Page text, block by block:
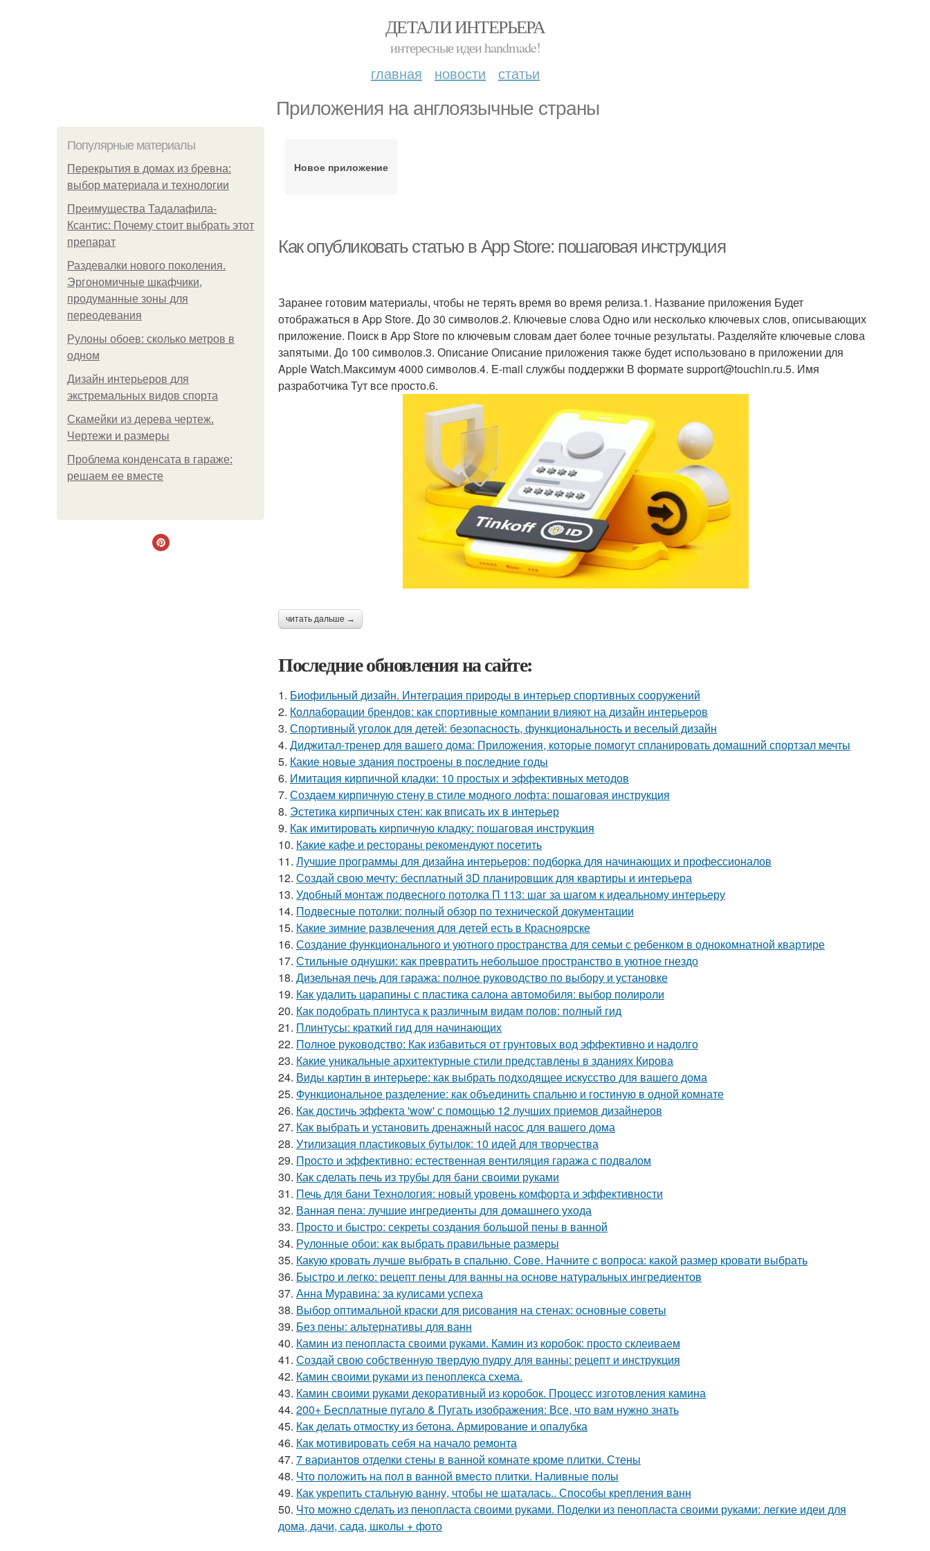
ДЕТАЛИ ИНТЕРЬЕРА
интересные идеи handmade!
главная новости статьи
Приложения на англоязычные страны
Популярные материалы
Перекрытия в домах из бревна:
выбор материала и технологии
Преимущества Тадалафила-
Ксантис: Почему стоит выбрать этот
препарат
Раздевалки нового поколения.
Эргономичные шкафчики,
продуманные зоны для
переодевания
Рулоны обоев: сколько метров в
одном
Дизайн интерьеров для
экстремальных видов спорта
Скамейки из дерева чертеж.
Чертежи и размеры
Проблема конденсата в гараже:
решаем ее вместе
Новое приложение
Как опубликовать статью в App Store: пошаговая инструкция
Заранее готовим материалы, чтобы не терять время во время релиза.1. Название приложения Будет
отображаться в App Store. До 30 символов.2. Ключевые слова Одно или несколько ключевых слов, описывающих
приложение. Поиск в App Store по ключевым словам дает более точные результаты. Разделяйте ключевые слова
запятыми. До 100 символов.3. Описание Описание приложения также будет использовано в приложении для
Apple Watch.Максимум 4000 символов.4. E-mail службы поддержки В формате support@touchin.ru.5. Имя
разработчика Тут все просто.6.
читать дальше →
Последние обновления на сайте:
1. Биофильный дизайн. Интеграция природы в интерьер спортивных сооружений
2. Коллаборации брендов: как спортивные компании влияют на дизайн интерьеров
3. Спортивный уголок для детей: безопасность, функциональность и веселый дизайн
4. Диджитал-тренер для вашего дома: Приложения, которые помогут спланировать домашний спортзал мечты
5. Какие новые здания построены в последние годы
6. Имитация кирпичной кладки: 10 простых и эффективных методов
7. Создаем кирпичную стену в стиле модного лофта: пошаговая инструкция
8. Эстетика кирпичных стен: как вписать их в интерьер
9. Как имитировать кирпичную кладку: пошаговая инструкция
10. Какие кафе и рестораны рекомендуют посетить
11. Лучшие программы для дизайна интерьеров: подборка для начинающих и профессионалов
12. Создай свою мечту: бесплатный 3D планировщик для квартиры и интерьера
13. Удобный монтаж подвесного потолка П 113: шаг за шагом к идеальному интерьеру
14. Подвесные потолки: полный обзор по технической документации
15. Какие зимние развлечения для детей есть в Красноярске
16. Создание функционального и уютного пространства для семьи с ребенком в однокомнатной квартире
17. Стильные однушки: как превратить небольшое пространство в уютное гнездо
18. Дизельная печь для гаража: полное руководство по выбору и установке
19. Как удалить царапины с пластика салона автомобиля: выбор полироли
20. Как подобрать плинтуса к различным видам полов: полный гид
21. Плинтусы: краткий гид для начинающих
22. Полное руководство: Как избавиться от грунтовых вод эффективно и надолго
23. Какие уникальные архитектурные стили представлены в зданиях Кирова
24. Виды картин в интерьере: как выбрать подходящее искусство для вашего дома
25. Функциональное разделение: как объединить спальню и гостиную в одной комнате
26. Как достичь эффекта 'wow' с помощью 12 лучших приемов дизайнеров
27. Как выбрать и установить дренажный насос для вашего дома
28. Утилизация пластиковых бутылок: 10 идей для творчества
29. Просто и эффективно: естественная вентиляция гаража с подвалом
30. Как сделать печь из трубы для бани своими руками
31. Печь для бани Технология: новый уровень комфорта и эффективности
32. Ванная пена: лучшие ингредиенты для домашнего ухода
33. Просто и быстро: секреты создания большой пены в ванной
34. Рулонные обои: как выбрать правильные размеры
35. Какую кровать лучше выбрать в спальню. Сове. Начните с вопроса: какой размер кровати выбрать
36. Быстро и легко: рецепт пены для ванны на основе натуральных ингредиентов
37. Анна Муравина: за кулисами успеха
38. Выбор оптимальной краски для рисования на стенах: основные советы
39. Без пены: альтернативы для ванн
40. Камин из пенопласта своими руками. Камин из коробок: просто склеиваем
41. Создай свою собственную твердую пудру для ванны: рецепт и инструкция
42. Камин своими руками из пеноплекса схема.
43. Камин своими руками декоративный из коробок. Процесс изготовления камина
44. 200+ Бесплатные пугало & Пугать изображения: Все, что вам нужно знать
45. Как делать отмостку из бетона. Армирование и опалубка
46. Как мотивировать себя на начало ремонта
47. 7 вариантов отделки стены в ванной комнате кроме плитки. Стены
48. Что положить на пол в ванной вместо плитки. Наливные полы
49. Как укрепить стальную ванну, чтобы не шаталась.. Способы крепления ванн
50. Что можно сделать из пенопласта своими руками. Поделки из пенопласта своими руками: легкие идеи для
дома, дачи, сада, школы + фото